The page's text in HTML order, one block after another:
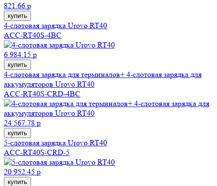
821.66 р
купить
4-слотовая зарядка Urovo RT40
ACC-RT40S-4BC
6 984.15 р
купить
4-слотовая зарядка для терминалов+ 4-слотовая зарядка для
аккумуляторов Urovo RT40
ACC-RT40S-CRD-4BC
24 567.78 р
купить
5-слотовая зарядка Urovo RT40
ACC-RT40S-CRD-5
20 952.45 р
купить